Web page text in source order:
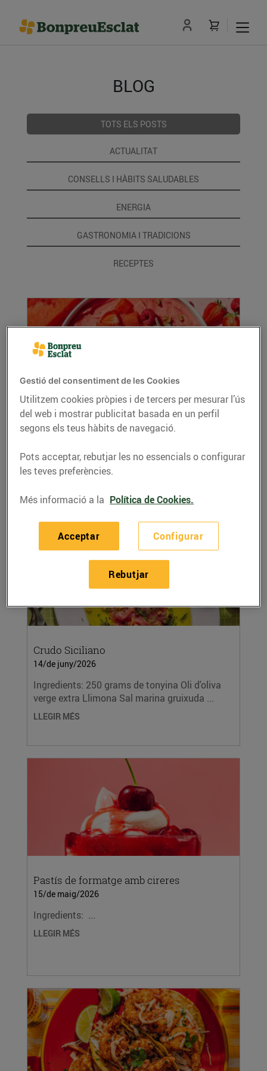
BLOG
TOTS ELS POSTS
ACTUALITAT
CONSELLS I HÀBITS SALUDABLES
ENERGIA
GASTRONOMIA I TRADICIONS
RECEPTES
Batut de maduixa i síndria
08/de juliol/2026
Per a 2 persones Ingredients 1 tassa de
maduixes congelades ...
Crudo Siciliano
14/de juny/2026
Ingredients: 250 grams de tonyina Oli d'oliva
verge extra Llimona Sal marina gruixuda ...
LLEGIR MÉS
Pastís de formatge amb cireres
15/de maig/2026
Ingredients: ...
LLEGIR MÉS
Gestió del consentiment de les Cookies
Utilitzem cookies pròpies i de tercers per mesurar l’ús
del web i mostrar publicitat basada en un perfil
segons els teus hàbits de navegació.
Pots acceptar, rebutjar les no essencials o configurar
les teves preferències.
Més informació a la Política de Cookies.
Configurar
Rebutjar
Acceptar